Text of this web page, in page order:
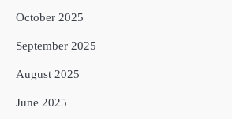
October 2025
September 2025
August 2025
June 2025